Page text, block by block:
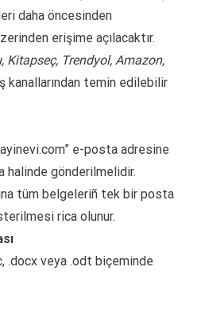
daha öncesinden
erişime açılacaktır.
Kitapseç, Trendyol, Amazon,
kanallarından temin edilebilir
e-posta adresine
halinde gönderilmelidir.
tüm belgeleriñ tek bir posta
rica olunur.
.docx veya .odt biçeminde